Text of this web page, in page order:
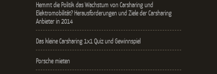
Hemmt die Politik das Wachstum von Carsharing und
Elektromobilität? Herausforderungen und Ziele der Carsharing
Anbieter in 2014
Das kleine Carsharing 1x1 Quiz und Gewinnspiel
Porsche mieten